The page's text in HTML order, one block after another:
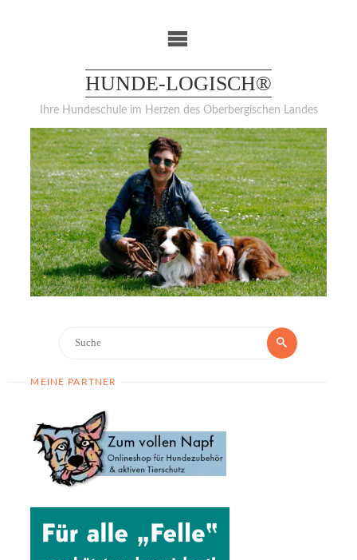
HUNDE-LOGISCH®
Ihre Hundeschule im Herzen des Oberbergischen Landes
Suche
MEINE PARTNER